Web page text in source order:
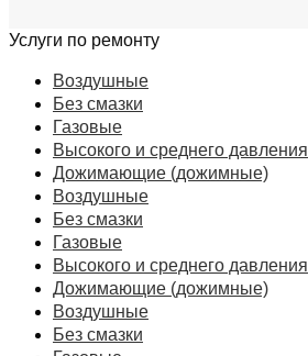
Услуги по ремонту
Воздушные
Без смазки
Газовые
Высокого и среднего давления
Дожимающие (дожимные)
Воздушные
Без смазки
Газовые
Высокого и среднего давления
Дожимающие (дожимные)
Воздушные
Без смазки